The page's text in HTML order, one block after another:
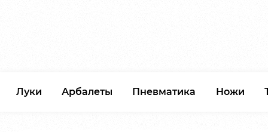
Луки Арбалеты Пневматика Ножи